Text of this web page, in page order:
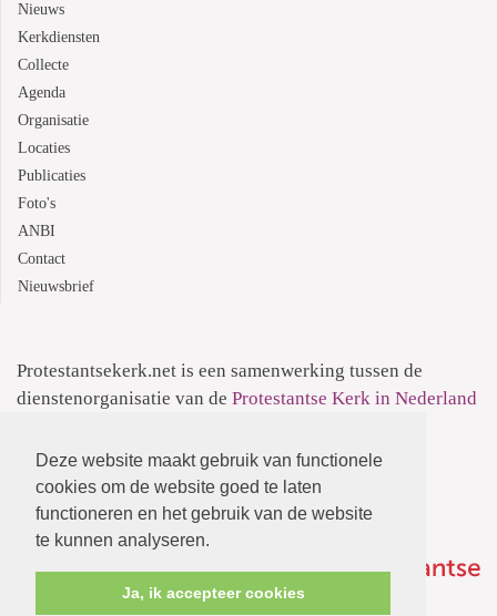
Deze website maakt gebruik van functionele
cookies om de website goed te laten
functioneren en het gebruik van de website
te kunnen analyseren.
Ja, ik accepteer cookies
Nieuws
Kerkdiensten
Collecte
Agenda
Organisatie
Locaties
Publicaties
Foto's
ANBI
Contact
Nieuwsbrief
Protestantsekerk.net is een samenwerking tussen de
dienstenorganisatie van de Protestantse Kerk in Nederland
Informatie over dePrivacyverklaring